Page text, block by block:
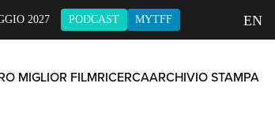
2027 PODCAST MYTFF EN
MIGLIOR FILMRICERCAARCHIVIO STAMPA